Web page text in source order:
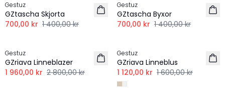
LINNE
Gestuz
GZtascha Skjorta
700,00 kr 1 400,00 kr
LINNE
Gestuz
GZtascha Byxor
700,00 kr 1 400,00 kr
LINNE
Gestuz
GZriava Linneblazer
1 960,00 kr 2 800,00 kr
LINNE
Gestuz
GZriava Linneblus
1 120,00 kr 1 600,00 kr
-40%